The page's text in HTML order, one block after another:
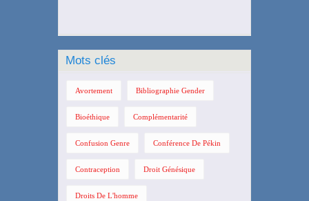
Mots clés
Avortement Bibliographie Gender
Bioéthique Complémentarité
Confusion Genre Conférence De Pékin
Contraception Droit Génésique
Droits De L'homme